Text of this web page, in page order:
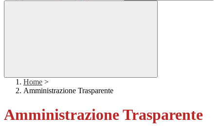
Home >
Amministrazione Trasparente
Amministrazione Trasparente